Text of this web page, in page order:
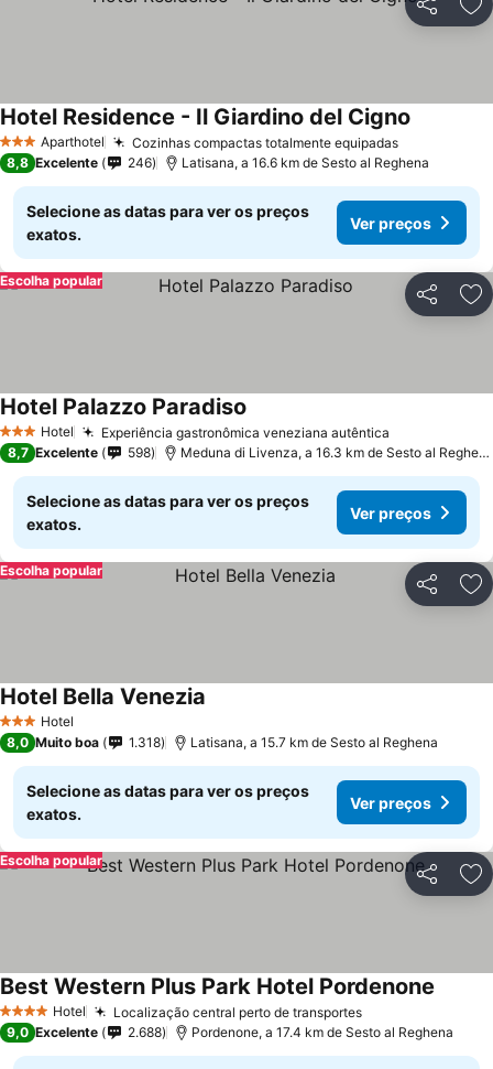
Partilhar
3 EstrelasAparthotel Cozinhas compactas totalmente equipadas
Hotel Residence - Il Giardino del Cigno
8,8 Excelente 246 Latisana, a 16.6 km de Sesto al Reghena
Selecione as datas para ver os preços
exatos.
Ver preços
Partilhar
Escolha popular
3 EstrelasHotel Experiência gastronômica veneziana autêntica
Hotel Palazzo Paradiso
8,7 Excelente 598 Meduna di Livenza, a 16.3 km de Sesto al Reghena
Selecione as datas para ver os preços
exatos.
Ver preços
Partilhar
Escolha popular
3 EstrelasHotel
Hotel Bella Venezia
8,0 Muito boa 1.318 Latisana, a 15.7 km de Sesto al Reghena
Selecione as datas para ver os preços
exatos.
Ver preços
Partilhar
Escolha popular
4 EstrelasHotel Localização central perto de transportes
Best Western Plus Park Hotel Pordenone
9,0 Excelente 2.688 Pordenone, a 17.4 km de Sesto al Reghena